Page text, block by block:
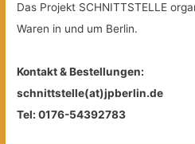
Das Projekt SCHNITTSTELLE
Waren in und um Berlin.
Kontakt & Bestellungen:
schnittstelle(at)jpberlin.de
Tel: 0176-54392783